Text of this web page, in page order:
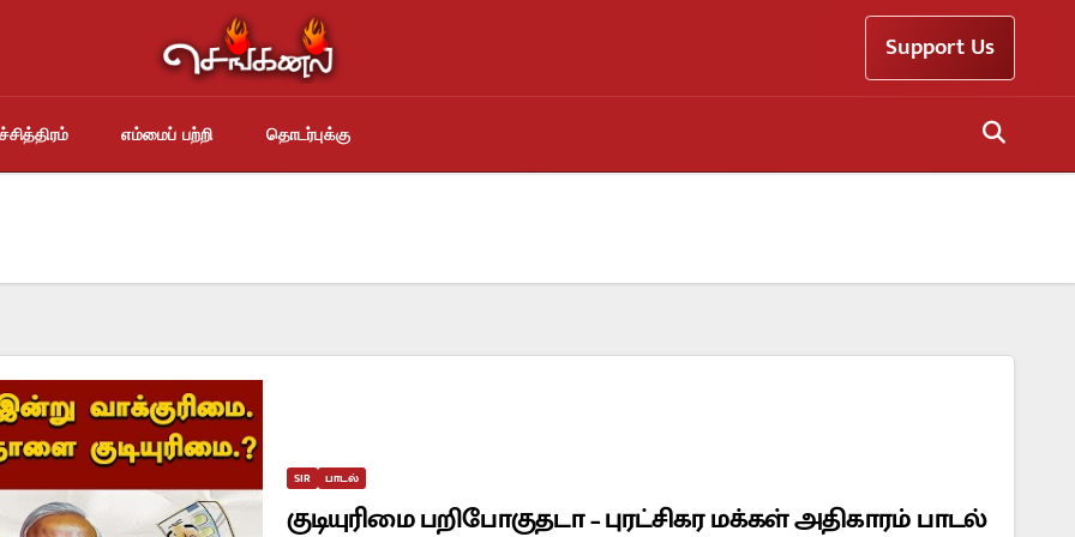
Support Us
எம்மைப் பற்றி தொடர்புக்கு
SIR பாடல்
குடியுரிமை பறிபோகுதடா – புரட்சிகர மக்கள் அதிகாரம் பாடல்